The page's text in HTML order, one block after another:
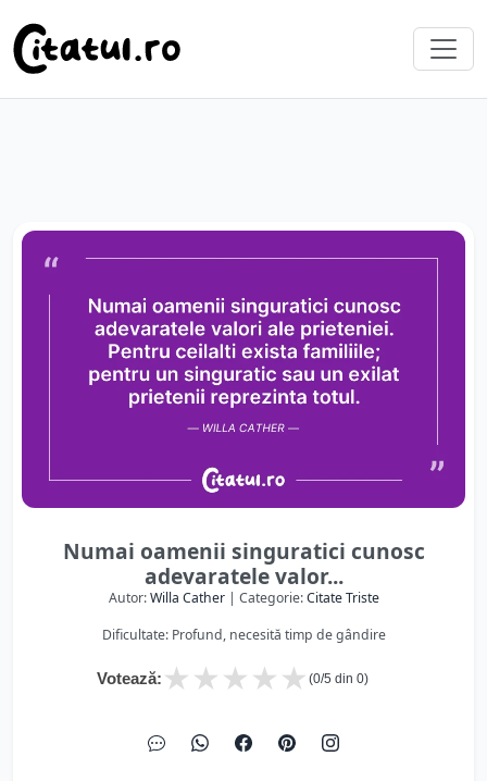
Numai oamenii singuratici cunosc
adevaratele valor...
Autor:Willa Cather| Categorie:Citate Triste
Dificultate: Profund, necesită timp de gândire
Votează: ★
★
★
★
★ (0/5 din 0)